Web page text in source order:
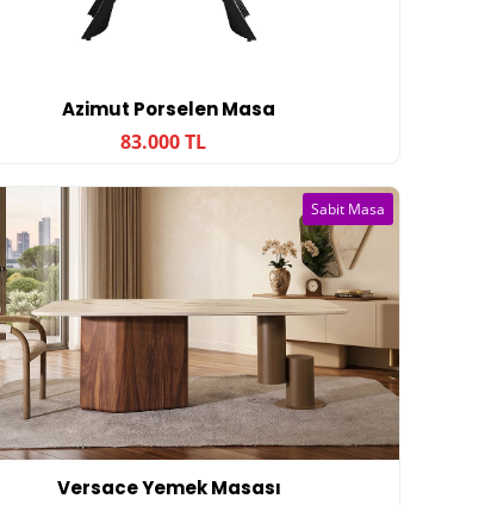
Azimut Porselen Masa
83.000 TL
Versace Yemek Masası
Sabit Masa